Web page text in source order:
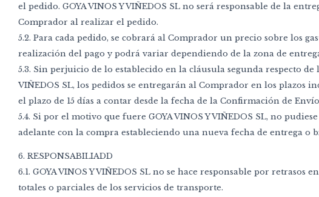
el pedido. GOYA VINOS Y VIÑEDOS SL no será responsable de la
Comprador al realizar el pedido.
5.2. Para cada pedido, se cobrará al Comprador un precio sobre los
realización del pago y podrá variar dependiendo de la zona de
5.3. Sin perjuicio de lo establecido en la cláusula segunda respecto
VIÑEDOS SL, los pedidos se entregarán al Comprador en los plazos
el plazo de 15 días a contar desde la fecha de la Confirmación de
5.4. Si por el motivo que fuere GOYA VINOS Y VIÑEDOS SL, no
adelante con la compra estableciendo una nueva fecha de entrega
6. RESPONSABILIADD
6.1. GOYA VINOS Y VIÑEDOS SL no se hace responsable por
totales o parciales de los servicios de transporte.